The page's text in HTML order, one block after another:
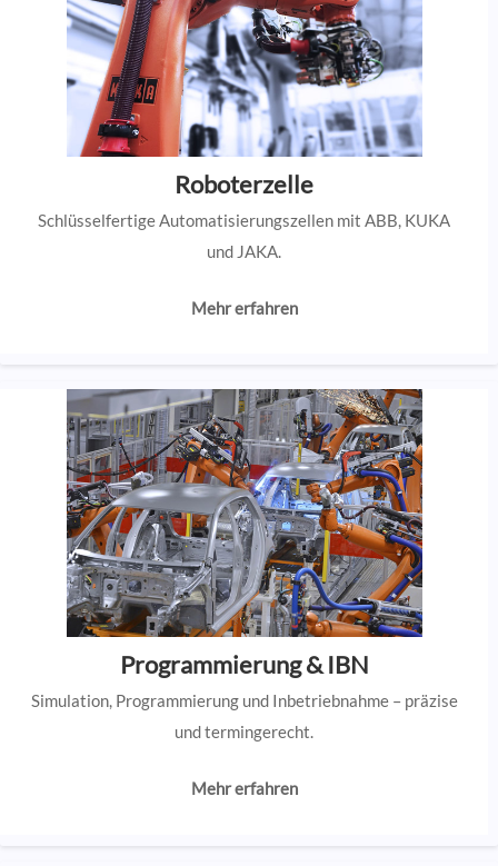
Roboterzelle
Schlüsselfertige Automatisierungszellen mit ABB, KUKA
und JAKA.
Mehr erfahren
Programmierung & IBN
Simulation, Programmierung und Inbetriebnahme – präzise
und termingerecht.
Mehr erfahren